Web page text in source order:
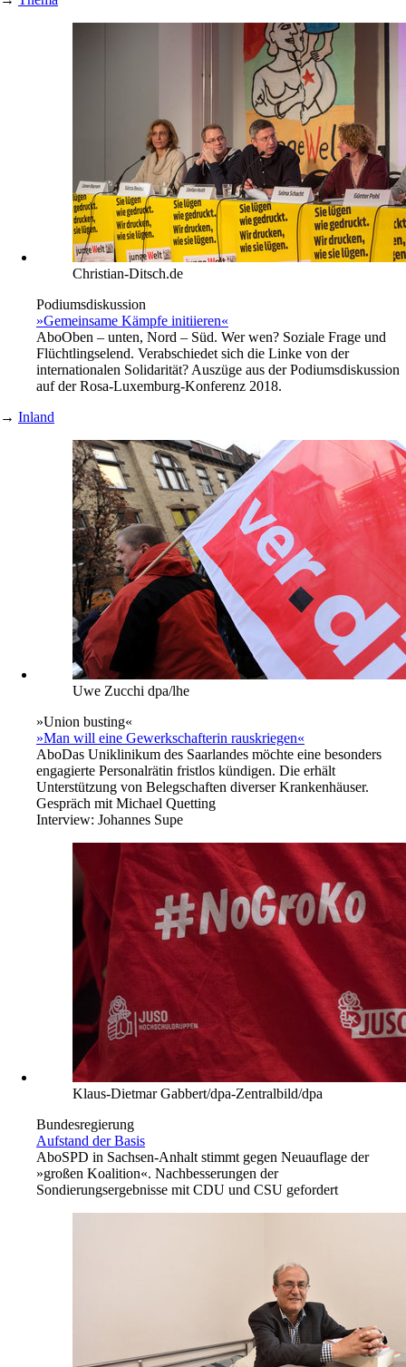
Christian-Ditsch.de
Podiumsdiskussion
»Gemeinsame Kämpfe initiieren«
AboOben – unten, Nord – Süd. Wer wen? Soziale Frage und
Flüchtlingselend. Verabschiedet sich die Linke von der
internationalen Solidarität? Auszüge aus der Podiumsdiskussion
auf der Rosa-Luxemburg-Konferenz 2018.
→ Inland
Uwe Zucchi dpa/lhe
»Union busting«
»Man will eine Gewerkschafterin rauskriegen«
AboDas Uniklinikum des Saarlandes möchte eine besonders
engagierte Personalrätin fristlos kündigen. Die erhält
Unterstützung von Belegschaften diverser Krankenhäuser.
Gespräch mit Michael Quetting
Interview: Johannes Supe
Klaus-Dietmar Gabbert/dpa-Zentralbild/dpa
Bundesregierung
Aufstand der Basis
AboSPD in Sachsen-Anhalt stimmt gegen Neuauflage der
»großen Koalition«. Nachbesserungen der
Sondierungsergebnisse mit CDU und CSU gefordert